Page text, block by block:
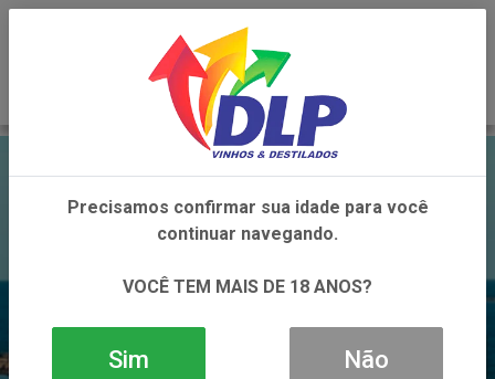
Precisamos confirmar sua idade para você
continuar navegando.
VOCÊ TEM MAIS DE 18 ANOS?
Sim Não